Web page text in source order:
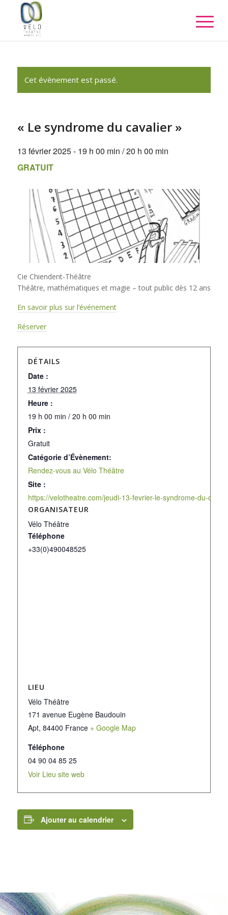
Cet évènement est passé.
« Le syndrome du cavalier »
13 février 2025 - 19 h 00 min /20 h 00 min
GRATUIT
Cie Chiendent-Théâtre
Théâtre, mathématiques et magie – tout public dès 12 ans
En savoir plus sur l’événement
Réserver
DÉTAILS
Date :
13 février 2025
Heure :
19 h 00 min / 20 h 00 min
Prix :
Gratuit
Catégorie d’Évènement:
Rendez-vous au Vélo Théâtre
Site :
https://velotheatre.com/jeudi-13-fevrier-le-syndrome-du-
ORGANISATEUR
Vélo Théâtre
Téléphone
+33(0)490048525
LIEU
Vélo Théâtre
171 avenue Eugène Baudouin
Apt, 84400 France + Google Map
Téléphone
04 90 04 85 25
Voir Lieu site web
Ajouter au calendrier